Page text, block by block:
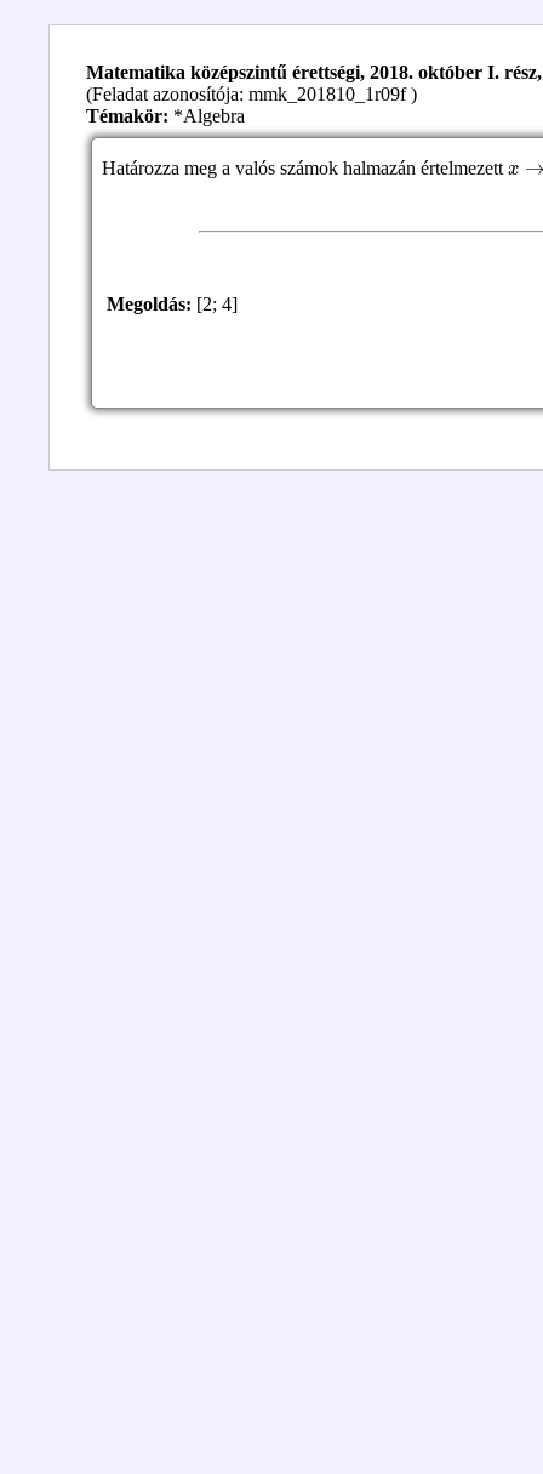
Matematika középszintű érettségi, 2018. október I.
(Feladat azonosítója: mmk_201810_1r09f )
Témakör: *Algebra
Határozza meg a valós számok halmazán értelmezett
Megoldás: [2; 4]